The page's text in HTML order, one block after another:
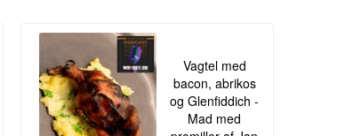
Vagtel med
bacon, abrikos
og Glenfiddich -
Mad med